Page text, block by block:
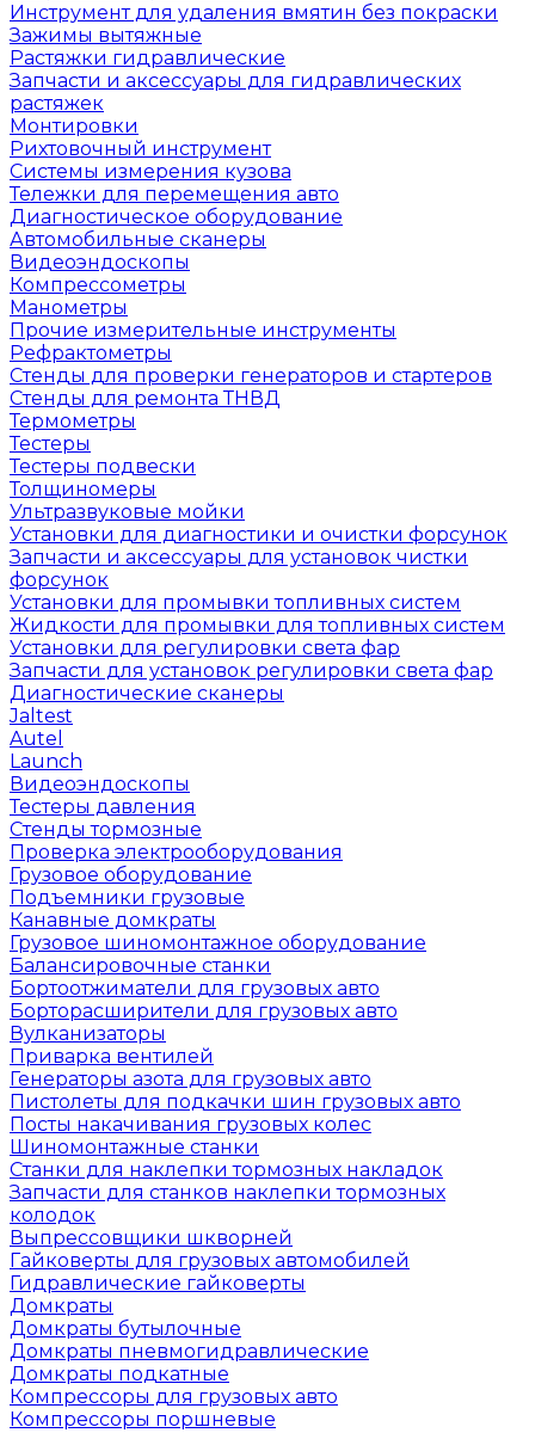
Инструмент для удаления вмятин без покраски
Зажимы вытяжные
Растяжки гидравлические
Запчасти и аксессуары для гидравлических
растяжек
Монтировки
Рихтовочный инструмент
Системы измерения кузова
Тележки для перемещения авто
Диагностическое оборудование
Автомобильные сканеры
Видеоэндоскопы
Компрессометры
Манометры
Прочие измерительные инструменты
Рефрактометры
Стенды для проверки генераторов и стартеров
Стенды для ремонта ТНВД
Термометры
Тестеры
Тестеры подвески
Толщиномеры
Ультразвуковые мойки
Установки для диагностики и очистки форсунок
Запчасти и аксессуары для установок чистки
форсунок
Установки для промывки топливных систем
Жидкости для промывки для топливных систем
Установки для регулировки света фар
Запчасти для установок регулировки света фар
Диагностические сканеры
Jaltest
Autel
Launch
Видеоэндоскопы
Тестеры давления
Стенды тормозные
Проверка электрооборудования
Грузовое оборудование
Подъемники грузовые
Канавные домкраты
Грузовое шиномонтажное оборудование
Балансировочные станки
Бортоотжиматели для грузовых авто
Борторасширители для грузовых авто
Вулканизаторы
Приварка вентилей
Генераторы азота для грузовых авто
Пистолеты для подкачки шин грузовых авто
Посты накачивания грузовых колес
Шиномонтажные станки
Станки для наклепки тормозных накладок
Запчасти для станков наклепки тормозных
колодок
Выпрессовщики шкворней
Гайковерты для грузовых автомобилей
Гидравлические гайковерты
Домкраты
Домкраты бутылочные
Домкраты пневмогидравлические
Домкраты подкатные
Компрессоры для грузовых авто
Компрессоры поршневые